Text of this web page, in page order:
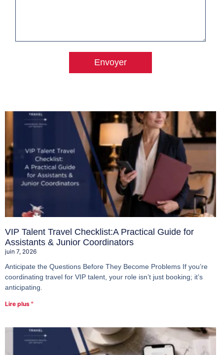
Envoyer
VIP Talent Travel Checklist:A Practical Guide for
Assistants & Junior Coordinators
juin 7, 2026
Anticipate the Questions Before They Become Problems If you’re
coordinating travel for VIP talent, your role isn’t just booking; it’s
anticipating.
Lire plus "